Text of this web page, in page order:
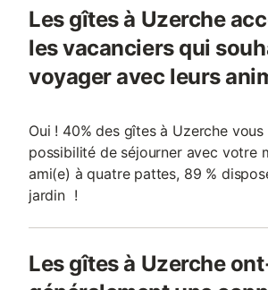
Les gîtes à Uzerche
les vacanciers qui
voyager avec leurs
Oui ! 40% des gîtes à Uzerche
possibilité de séjourner avec votre
ami(e) à quatre pattes, 89 %
jardin !
Les gîtes à Uzerche